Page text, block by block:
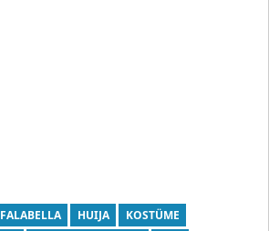
FALABELLA HUIJA
KOSTÜME